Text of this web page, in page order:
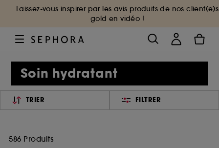
Laissez-vous inspirer par les avis produits de nos client(e)s
gold en vidéo !
Soin hydratant
TRIER FILTRER
586 Produits